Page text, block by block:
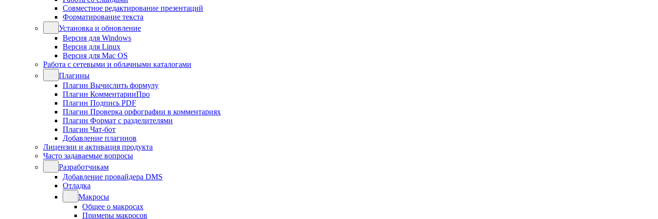
Совместное редактирование презентаций
Форматирование текста
Установка и обновление
Версия для Windows
Версия для Linux
Версия для Mac OS
Работа с сетевыми и облачными каталогами
Плагины
Плагин Вычислить формулу
Плагин КомментарииПро
Плагин Подпись PDF
Плагин Проверка орфографии в комментариях
Плагин Формат с разделителями
Плагин Чат-бот
Добавление плагинов
Лицензии и активация продукта
Часто задаваемые вопросы
Разработчикам
Добавление провайдера DMS
Отладка
Макросы
Общее о макросах
Примеры макросов